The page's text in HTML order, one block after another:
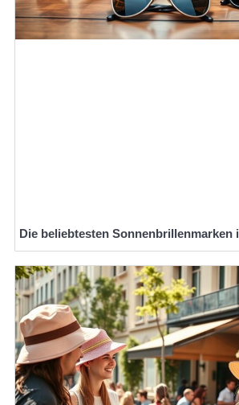
Die beliebtesten Sonnenbrillenmarken